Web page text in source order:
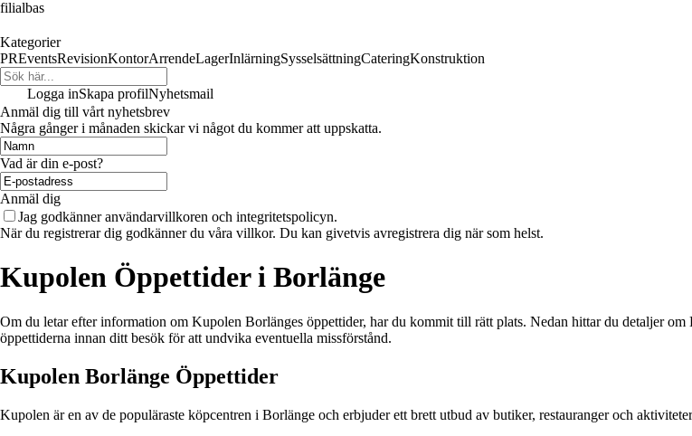
filialbas
Kategorier
PREventsRevisionKontorArrendeLagerInlärningSysselsättningCateringKonstruktion
Logga inSkapa profilNyhetsmail
Anmäl dig till vårt nyhetsbrev
Några gånger i månaden skickar vi något du kommer att uppskatta.
Vad är din e-post?
Anmäl dig
Jag godkänner användarvillkoren och integritetspolicyn.
När du registrerar dig godkänner du våra villkor. Du kan givetvis avregistrera dig när som helst.
Kupolen Öppettider i Borlänge
Om du letar efter information om Kupolen Borlänges öppettider, har du kommit till rätt plats. Nedan hittar du detaljer
öppettiderna innan ditt besök för att undvika eventuella missförstånd.
Kupolen Borlänge Öppettider
Kupolen är en av de populäraste köpcentren i Borlänge och erbjuder ett brett utbud av butiker, restauranger och